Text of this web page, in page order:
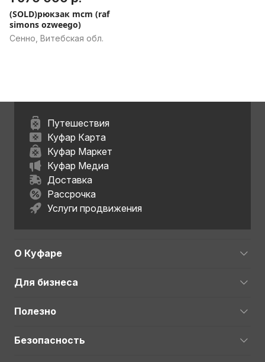
(SOLD)рюкзак mcm (raf
simons ozweego)
Сенно, Витебская обл.
Путешествия
Куфар Карта
Куфар Маркет
Куфар Медиа
Доставка
Рассрочка
Услуги продвижения
О Куфаре
Для бизнеса
Полезно
Безопасность